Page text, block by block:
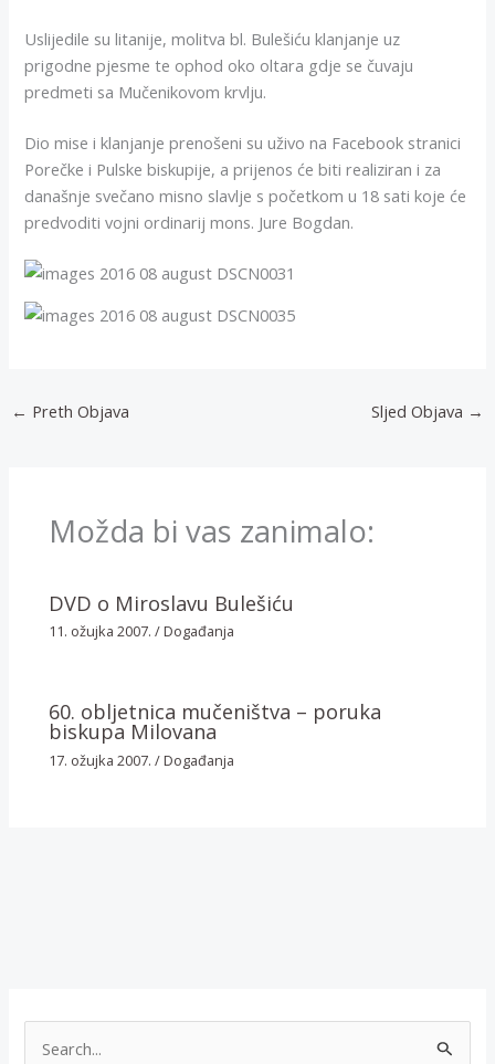
Uslijedile su litanije, molitva bl. Bulešiću klanjanje uz
prigodne pjesme te ophod oko oltara gdje se čuvaju
predmeti sa Mučenikovom krvlju.
Dio mise i klanjanje prenošeni su uživo na Facebook stranici
Porečke i Pulske biskupije, a prijenos će biti realiziran i za
današnje svečano misno slavlje s početkom u 18 sati koje će
predvoditi vojni ordinarij mons. Jure Bogdan.
← Preth Objava Sljed Objava →
Možda bi vas zanimalo:
DVD o Miroslavu Bulešiću
11. ožujka 2007./Događanja
60. obljetnica mučeništva – poruka
biskupa Milovana
17. ožujka 2007./Događanja